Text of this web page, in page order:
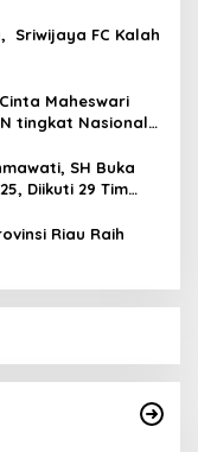
Sriwijaya FC Kalah
Maheswari
tingkat Nasional
SH Buka
Diikuti 29 Tim
Riau Raih